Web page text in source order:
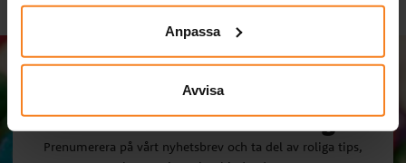
Anpassa
Avvisa
Massa kalas i din inkorg!
Prenumerera på vårt nyhetsbrev och ta del av roliga tips,